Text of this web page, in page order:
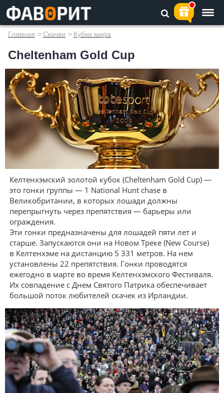
Главная > Скачки > Кубки мира
Cheltenham Gold Cup
Келтенхэмский золотой кубок (Cheltenham Gold Cup) —
это гонки группы — 1 National Hunt chase в
Великобритании, в которых лошади должны
перепрыгнуть через препятствия — барьеры или
ограждения.
Эти гонки предназначены для лошадей пяти лет и
старше. Запускаются они на Новом Треке (New Course)
в Келтенхэме на дистанцию 5 331 метров. На нем
установлены 22 препятствия. Гонки проводятся
ежегодно в марте во время Келтенхэмского Фестиваля.
Их совпадение с Днем Святого Патрика обеспечивает
большой поток любителей скачек из Ирландии.